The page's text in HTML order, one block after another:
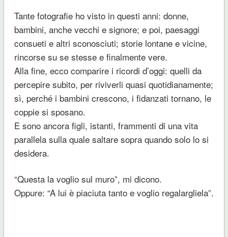
Tante fotografie ho visto in questi anni: donne,
bambini, anche vecchi e signore; e poi, paesaggi
consueti e altri sconosciuti; storie lontane e vicine,
rincorse su se stesse e finalmente vere.
Alla fine, ecco comparire i ricordi d’oggi: quelli da
percepire subito, per riviverli quasi quotidianamente;
sì, perché i bambini crescono, i fidanzati tornano, le
coppie si sposano.
E sono ancora figli, istanti, frammenti di una vita
parallela sulla quale saltare sopra quando solo lo si
desidera.
“Questa la voglio sul muro”, mi dicono.
Oppure: “A lui è piaciuta tanto e voglio regalargliela”.